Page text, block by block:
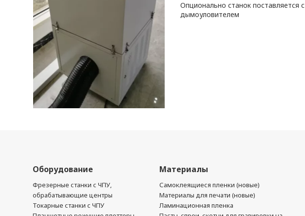
Опционально станок поставляется с
дымоуловителем
Оборудование
Фрезерные станки с ЧПУ,
обрабатывающие центры
Токарные станки с ЧПУ
Материалы
Самоклеящиеся пленки (новые)
Материалы для печати (новые)
Ламинационная пленка